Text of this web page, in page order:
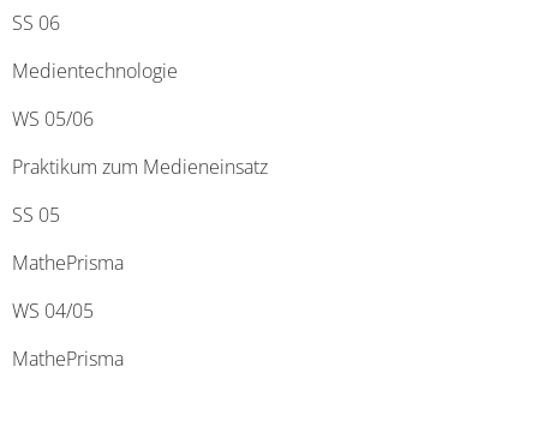
SS 06
Medientechnologie
WS 05/06
Praktikum zum Medieneinsatz
SS 05
MathePrisma
WS 04/05
MathePrisma